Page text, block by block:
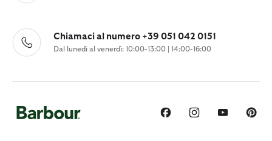
Chiamaci al numero +39 051 042 0151
Dal lunedì al venerdì: 10:00-13:00 | 14:00-16:00